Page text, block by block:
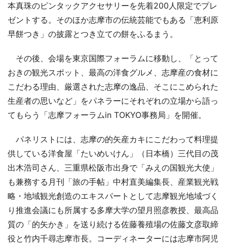
本真珠のピンタックアクセサリーを先着200人限定でプレ
ゼントする。そのほか志摩市の伝統芸能でもある「恵利原
早餅つき」の披露とつき立ての餅をふるまう。
その後、会場を東京国際フォーラムに移動し、「とって
おきの観光スポット、最高の洋食グルメ、志摩産の食材に
こだわる理由、厳選された志摩の逸品、そこにこめられた
生産者の思いなど」をパネラーにそれぞれの立場から語っ
てもらう「志摩フォーラムin TOKYO事務局」を開催。
パネリストには、志摩の的矢産カキにこだわって料理提
供している洋食屋「たいめいけん」（日本橋）三代目の茂
出木浩司さん、三重県松阪市出身で「みえの国観光大使」
も兼務する月刊「旅の手帖」中村直美編集長、産業観光戦
略・地域観光創造のエキスパートとして志摩観光地域づく
り推進会議にも所属する多摩大学の望月照彦教授、最高品
質の「的矢かき」を送り続ける佐藤養殖場の佐藤文彦取締
役と竹内千尋志摩市長。コーディネーターには志摩市阿児